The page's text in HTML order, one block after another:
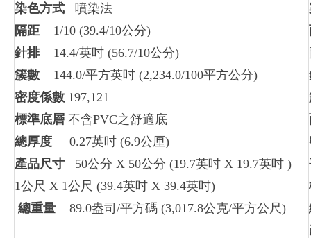
染色方式
噴染法
隔距 1/10 (39.4/10公分)
針排14.4/英吋 (56.7/10公分)
簇數 144.0/平方英吋 (2,234.0/100平方公分)
密度係數 197,121
標準底層 不含PVC之舒適底
總厚度 0.27英吋 (6.9公厘)
產品尺寸 50公分 X 50公分 (19.7英吋 X 19.7英吋 )
1公尺 X 1公尺 (39.4英吋 X 39.4英吋)
總重量
89.0盎司/平方碼 (3,017.8公克/平方公尺)